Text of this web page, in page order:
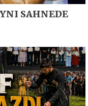
SAHNEDE